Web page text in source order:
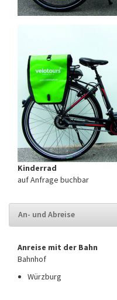
Kinderrad
auf Anfrage buchbar
An- und Abreise
Anreise mit der Bahn
Bahnhof
Würzburg